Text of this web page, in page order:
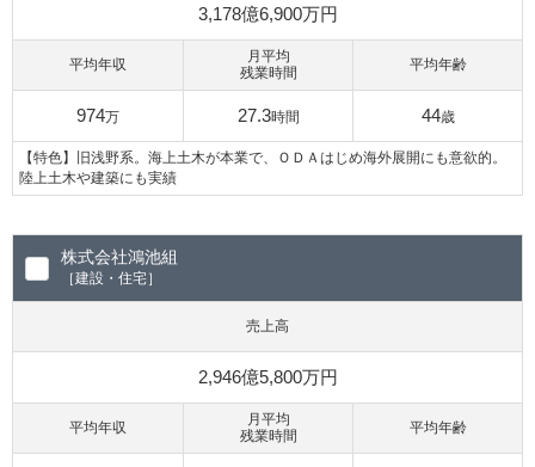
3,178億6,900万円
平均年収
974万
月平均
残業時間
27.3時間
平均年齢
44歳
【特色】旧浅野系。海上土木が本業で、ＯＤＡはじめ海外展開にも意欲的。
陸上土木や建築にも実績
株式会社鴻池組
［建設・住宅］
売上高
2,946億5,800万円
平均年収
月平均
残業時間
平均年齢